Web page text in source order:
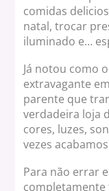
comidas
natal, trocar
iluminado e…
Já notou como
extravagante
parente que
verdadeira loja
cores, luzes,
vezes
Para não errar
completamente